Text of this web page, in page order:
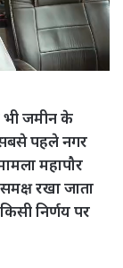
भी जमीन के
पहले नगर
महापौर
रखा जाता
निर्णय पर